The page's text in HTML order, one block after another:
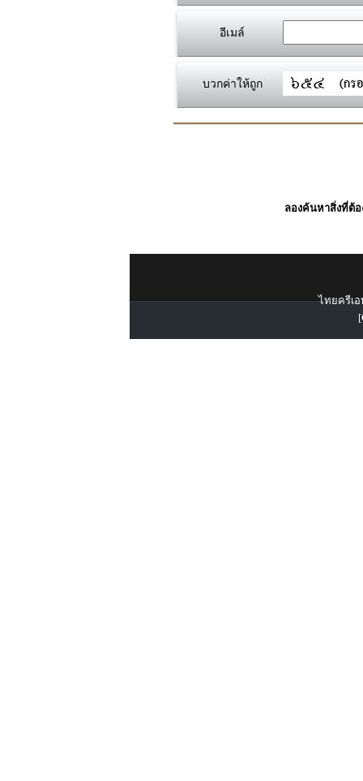
อีเมล์
บวกค่าให้ถูก
ลองค้นหาสิ่งที่ต้อ
ไทยครีเอ
[